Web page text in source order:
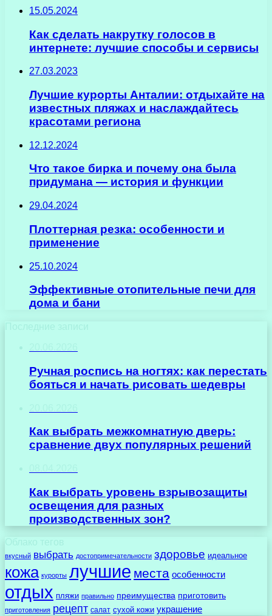
15.05.2024
Как сделать накрутку голосов в
интернете: лучшие способы и сервисы
27.03.2023
Лучшие курорты Анталии: отдыхайте на
известных пляжах и наслаждайтесь
красотами региона
12.12.2024
Что такое бирка и почему она была
придумана — история и функции
29.04.2024
Плоттерная резка: особенности и
применение
25.10.2024
Эффективные отопительные печи для
дома и бани
Последние записи
Ручная роспись на ногтях: как перестать
бояться и начать рисовать шедевры
Как выбрать межкомнатную дверь:
сравнение двух популярных решений
Как выбрать уровень взрывозащиты
освещения для разных
производственных зон?
Облако тегов
вкусный выбрать достопримечательности здоровье идеальное
кожа курорты лучшие места особенности
отдых пляжи правильно преимущества приготовить
приготовления рецепт салат сухой кожи украшение